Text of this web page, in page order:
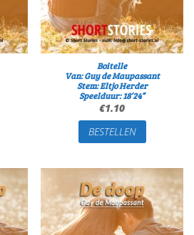
Boitelle
Van: Guy de Maupassant
Stem: Eltjo Herder
Speelduur: 18’24”
€1.10
BESTELLEN